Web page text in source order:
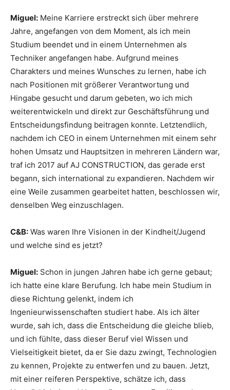
Miguel: Meine Karriere erstreckt sich über mehrere
Jahre, angefangen von dem Moment, als ich mein
Studium beendet und in einem Unternehmen als
Techniker angefangen habe. Aufgrund meines
Charakters und meines Wunsches zu lernen, habe ich
nach Positionen mit größerer Verantwortung und
Hingabe gesucht und darum gebeten, wo ich mich
weiterentwickeln und direkt zur Geschäftsführung und
Entscheidungsfindung beitragen konnte. Letztendlich,
nachdem ich CEO in einem Unternehmen mit einem sehr
hohen Umsatz und Hauptsitzen in mehreren Ländern war,
traf ich 2017 auf AJ CONSTRUCTION, das gerade erst
begann, sich international zu expandieren. Nachdem wir
eine Weile zusammen gearbeitet hatten, beschlossen wir,
denselben Weg einzuschlagen.
C&B: Was waren Ihre Visionen in der Kindheit/Jugend
und welche sind es jetzt?
Miguel: Schon in jungen Jahren habe ich gerne gebaut;
ich hatte eine klare Berufung. Ich habe mein Studium in
diese Richtung gelenkt, indem ich
Ingenieurwissenschaften studiert habe. Als ich älter
wurde, sah ich, dass die Entscheidung die gleiche blieb,
und ich fühlte, dass dieser Beruf viel Wissen und
Vielseitigkeit bietet, da er Sie dazu zwingt, Technologien
zu kennen, Projekte zu entwerfen und zu bauen. Jetzt,
mit einer reiferen Perspektive, schätze ich, dass